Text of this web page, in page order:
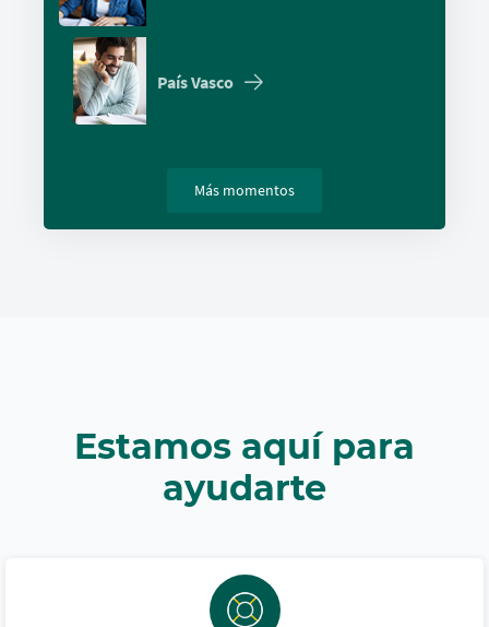
País Vasco
Más momentos
Estamos aquí para
ayudarte